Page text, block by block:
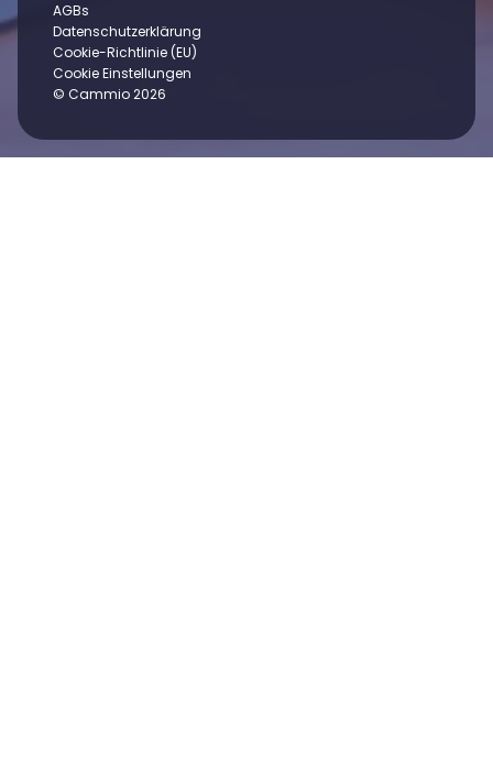
© Cammio 2026
AGBs
Datenschutzerklärung
Cookie-Richtlinie (EU)
Cookie Einstellungen